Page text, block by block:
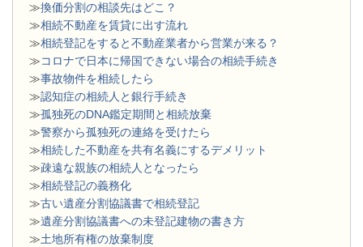
≫換価分割の相談先はどこ？
≫相続不動産を賃貸に出す流れ
≫相続登記をすると不動産業者から営業が来る？
≫コロナで日本に帰国できない場合の相続手続き
≫事故物件を相続したら
≫認知症の相続人と銀行手続き
≫孤独死のDNA鑑定期間と相続放棄
≫警察から孤独死の連絡を受けたら
≫相続した不動産を共有名義にするデメリット
≫疎遠な親族の相続人となったら
≫相続登記の義務化
≫古い遺産分割協議書で相続登記
≫遺産分割協議書への未登記建物の書き方
≫土地所有権の放棄制度